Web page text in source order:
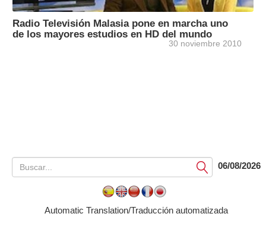
Radio Televisión Malasia pone en marcha uno
de los mayores estudios en HD del mundo
30 noviembre 2010
Submit06/08/2026
Automatic Translation/Traducción automatizada